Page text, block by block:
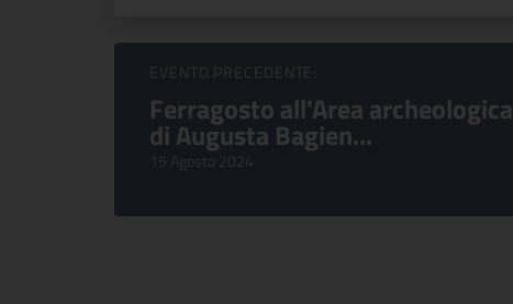
Sfoglia Eventi
EVENTO PRECEDENTE:
Ferragosto all'Area archeologica
di Augusta Bagien...
15 Agosto 2024